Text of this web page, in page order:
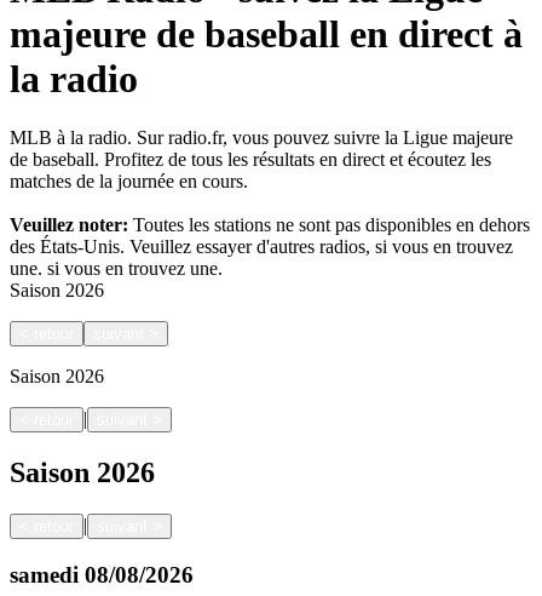
majeure de baseball en direct à
la radio
MLB à la radio. Sur radio.fr, vous pouvez suivre la Ligue majeure
de baseball. Profitez de tous les résultats en direct et écoutez les
matches de la journée en cours.
Veuillez noter: Toutes les stations ne sont pas disponibles en dehors
des États-Unis. Veuillez essayer d'autres radios, si vous en trouvez
une. si vous en trouvez une.
Saison 2026
Saison 2026
|
Saison 2026
|
samedi 08/08/2026